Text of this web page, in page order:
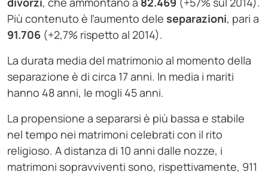
Più contenuto è l’aumento dele separazioni, pari a
91.706 (+2,7% rispetto al 2014).
La durata media del matrimonio al momento della
separazione è di circa 17 anni. In media i mariti
hanno 48 anni, le mogli 45 anni.
La propensione a separarsi è più bassa e stabile
nel tempo nei matrimoni celebrati con il rito
religioso. A distanza di 10 anni dalle nozze, i
matrimoni sopravviventi sono, rispettivamente, 911